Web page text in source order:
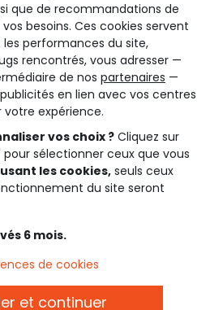
et d'utilisation
sociaux
que de recommandations de
besoins. Ces cookies servent
les performances du site,
rencontrés, vous adresser —
de nos partenaires —
en lien avec vos centres
votre expérience.
vos choix ? Cliquez sur
sélectionner ceux que vous
les cookies,seuls ceux
du site seront
6 mois.
de cookies
et continuer